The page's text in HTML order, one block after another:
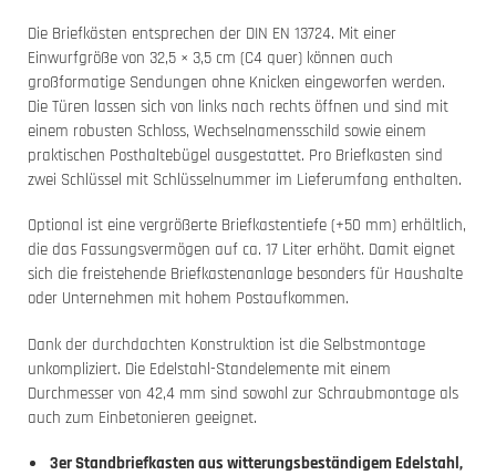
Die Briefkästen entsprechen der DIN EN 13724. Mit einer
Einwurfgröße von 32,5 × 3,5 cm (C4 quer) können auch
großformatige Sendungen ohne Knicken eingeworfen werden.
Die Türen lassen sich von links nach rechts öffnen und sind mit
einem robusten Schloss, Wechselnamensschild sowie einem
praktischen Posthaltebügel ausgestattet. Pro Briefkasten sind
zwei Schlüssel mit Schlüsselnummer im Lieferumfang enthalten.
Optional ist eine vergrößerte Briefkastentiefe (+50 mm) erhältlich,
die das Fassungsvermögen auf ca. 17 Liter erhöht. Damit eignet
sich die freistehende Briefkastenanlage besonders für Haushalte
oder Unternehmen mit hohem Postaufkommen.
Dank der durchdachten Konstruktion ist die Selbstmontage
unkompliziert. Die Edelstahl-Standelemente mit einem
Durchmesser von 42,4 mm sind sowohl zur Schraubmontage als
auch zum Einbetonieren geeignet.
3er Standbriefkasten aus witterungsbeständigem Edelstahl,